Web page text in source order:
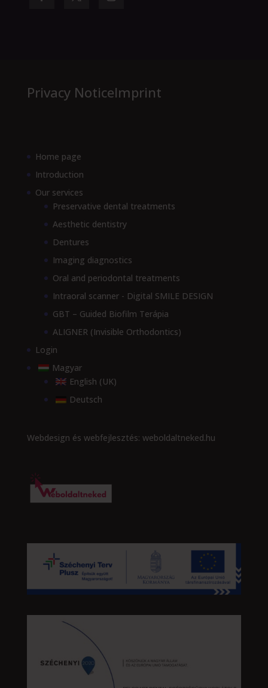
Privacy NoticeImprint
Home page
Introduction
Our services
Preservative dental treatments
Aesthetic dentistry
Dentures
Imaging diagnostics
Oral and periodontal treatments
Intraoral scanner - Digital SMILE DESIGN
GBT – Guided Biofilm Terápia
ALIGNER (Invisible Orthodontics)
Login
Magyar
English (UK)
Deutsch
Webdesign és webfejlesztés: weboldaltneked.hu